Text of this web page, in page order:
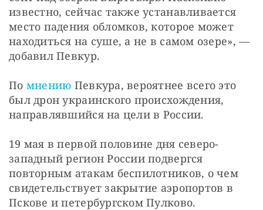
известно, сейчас также устанавливается
место падения обломков, которое может
находиться на суше, а не в самом озере», —
добавил Певкур.
По мнению Певкура, вероятнее всего это
был дрон украинского происхождения,
направлявшийся на цели в России.
19 мая в первой половине дня северо-
западный регион России подвергся
повторным атакам беспилотников, о чем
свидетельствует закрытие аэропортов в
Пскове и петербургском Пулково.